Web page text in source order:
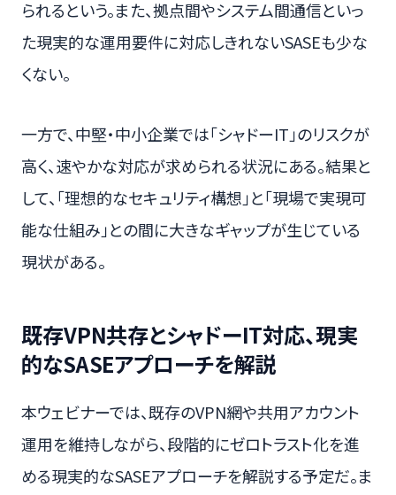
られるという。また、拠点間やシステム間通信といっ
た現実的な運用要件に対応しきれないSASEも少な
くない。
一方で、中堅・中小企業では「シャドーIT」のリスクが
高く、速やかな対応が求められる状況にある。結果と
して、「理想的なセキュリティ構想」と「現場で実現可
能な仕組み」との間に大きなギャップが生じている
現状がある。
既存VPN共存とシャドーIT対応、現実
的なSASEアプローチを解説
本ウェビナーでは、既存のVPN網や共用アカウント
運用を維持しながら、段階的にゼロトラスト化を進
める現実的なSASEアプローチを解説する予定だ。ま